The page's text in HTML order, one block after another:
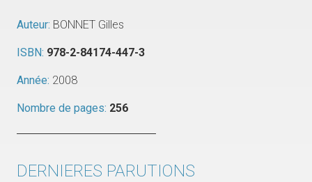
Auteur: BONNET Gilles
ISBN: 978-2-84174-447-3
Année: 2008
Nombre de pages: 256
DERNIERES PARUTIONS